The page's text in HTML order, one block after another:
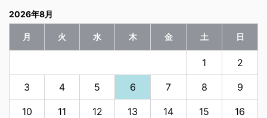
2026年8月
月 火 水 木 金 土 日
1 2
3 4 5 6 7 8 9
10 11 12 13 14 15 16